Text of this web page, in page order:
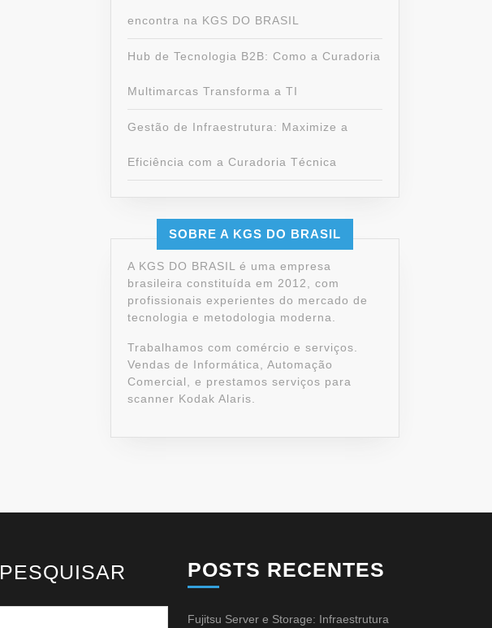
encontra na KGS DO BRASIL
Hub de Tecnologia B2B: Como a Curadoria
Multimarcas Transforma a TI
Gestão de Infraestrutura: Maximize a
Eficiência com a Curadoria Técnica
SOBRE A KGS DO BRASIL
A KGS DO BRASIL é uma empresa
brasileira constituída em 2012, com
profissionais experientes do mercado de
tecnologia e metodologia moderna.
Trabalhamos com comércio e serviços.
Vendas de Informática, Automação
Comercial, e prestamos serviços para
scanner Kodak Alaris.
PESQUISAR POSTS RECENTES
Fujitsu Server e Storage: Infraestrutura